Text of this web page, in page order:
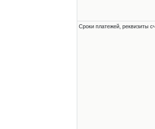
Сроки платежей, реквизиты